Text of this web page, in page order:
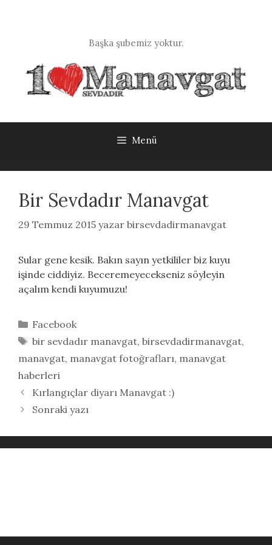
Başka şubemiz yoktur.
Menü
Bir Sevdadır Manavgat
29 Temmuz 2015 yazar birsevdadirmanavgat
Sular gene kesik. Bakın sayın yetkililer biz kuyu
işinde ciddiyiz. Beceremeyecekseniz söyleyin
açalım kendi kuyumuzu!
Kategoriler
Facebook
Etiketler
bir sevdadır manavgat, birsevdadirmanavgat,
manavgat, manavgat fotoğrafları, manavgat
haberleri
Kırlangıçlar diyarı Manavgat :)
Sonraki yazı